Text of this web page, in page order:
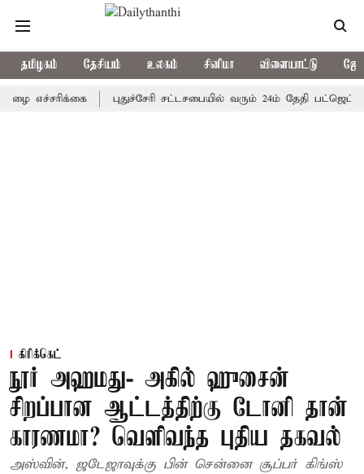
தமிழகம் தேசியம் உலகம் சினிமா விளையாட்டு
புதுச்சேரி சட்டசபையில் வரும் 24ம் தேதி பட்ஜெட்
கிரிக்கெட்
நூர் அஹமது- அகில் ஹுசைன்
சிறப்பான ஆட்டத்திற்கு டோனி தான்
காரணமா? வெளிவந்த புதிய தகவல்
அஸ்வின், ஜடேஜாவுக்கு பின் சென்னை சூப்பர் கிங்ஸ்